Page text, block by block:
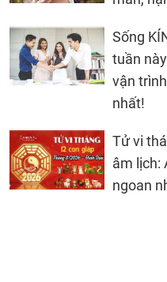
Sống
tuần
vận
nhất!
Tử vi
âm lịch:
ngoan